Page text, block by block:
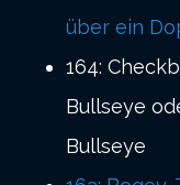
über ein
164:
Bullseye
Bullseye